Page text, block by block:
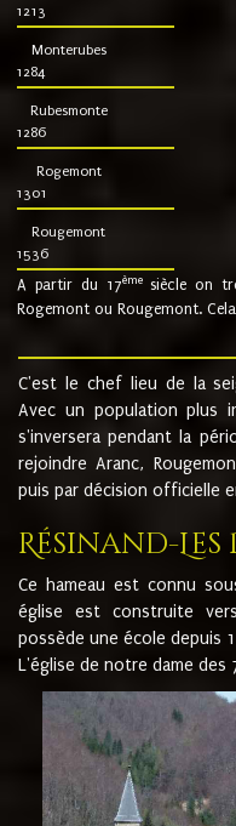
1213
Monterubes
1284
Rubesmonte
1286
Rogemont
1301
Rougemont
1536
A partir du 17ème siècle on
Rogemont ou Rougemont.
C'est le chef lieu de la
Avec un population plus
s'inversera pendant la
rejoindre Aranc,
puis par décision officielle
Résinand-Les
Ce hameau est connu
église est construite
possède une école depuis
L'église de notre dame des